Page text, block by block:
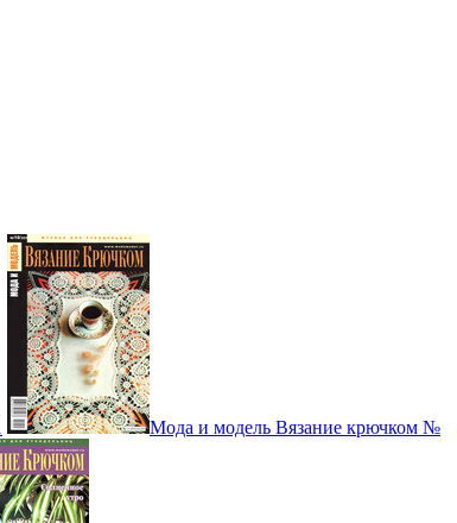
Мода и модель Вязание крючком №